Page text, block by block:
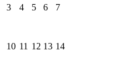
3 4 5 6 7
10 11 12 13 14